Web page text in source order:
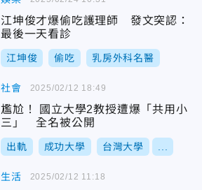
江坤俊才爆偷吃護理師 發文突認：
最後一天看診
江坤俊 偷吃 乳房外科名醫
社會
尷尬！ 國立大學2教授遭爆「共用小
三」 全名被公開
出軌 成功大學 台灣大學
2025/02/12 18:49
生活 2025/02/12 11:18